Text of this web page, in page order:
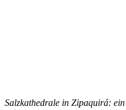
Salzkathedrale in Zipaquirá: